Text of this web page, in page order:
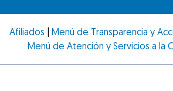
Afiliados Menú de Transparencia y
Menú de Atención y Servicios a la